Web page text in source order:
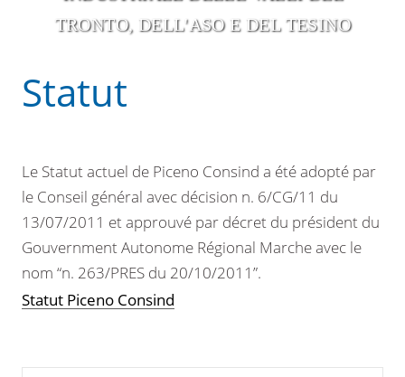
TRONTO, DELL'ASO E DEL TESINO
Statut
Le Statut actuel de Piceno Consind a été adopté par
le Conseil général avec décision n. 6/CG/11 du
13/07/2011 et approuvé par décret du président du
Gouvernment Autonome Régional Marche avec le
nom “n. 263/PRES du 20/10/2011”.
Statut Piceno Consind